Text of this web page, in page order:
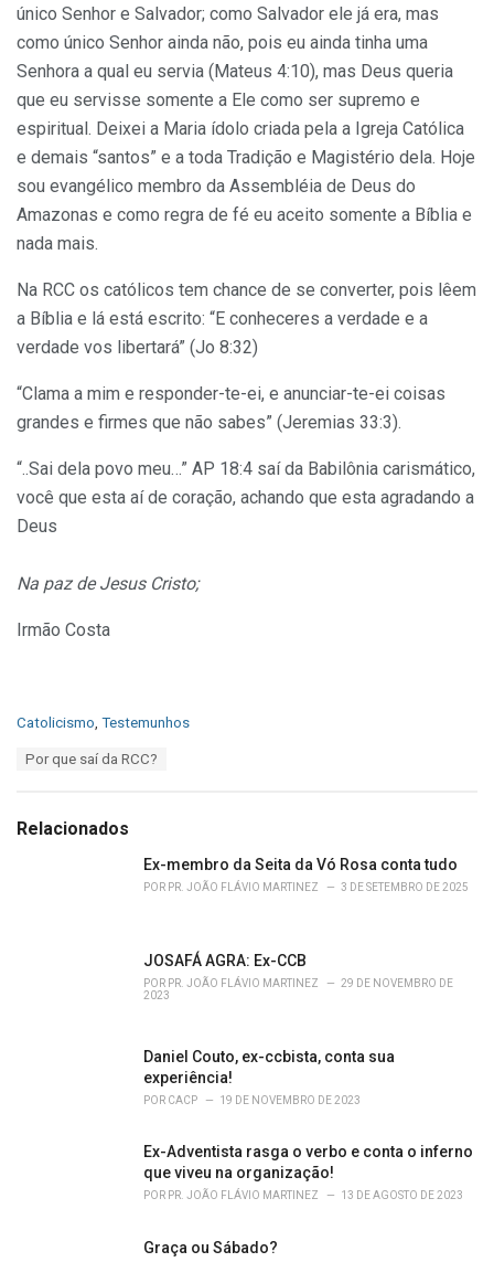
único Senhor e Salvador; como Salvador ele já era, mas
como único Senhor ainda não, pois eu ainda tinha uma
Senhora a qual eu servia (Mateus 4:10), mas Deus queria
que eu servisse somente a Ele como ser supremo e
espiritual. Deixei a Maria ídolo criada pela a Igreja Católica
e demais “santos” e a toda Tradição e Magistério dela. Hoje
sou evangélico membro da Assembléia de Deus do
Amazonas e como regra de fé eu aceito somente a Bíblia e
nada mais.
Na RCC os católicos tem chance de se converter, pois lêem
a Bíblia e lá está escrito: “E conheceres a verdade e a
verdade vos libertará” (Jo 8:32)
“Clama a mim e responder-te-ei, e anunciar-te-ei coisas
grandes e firmes que não sabes” (Jeremias 33:3).
“..Sai dela povo meu…” AP 18:4 saí da Babilônia carismático,
você que esta aí de coração, achando que esta agradando a
Deus
Na paz de Jesus Cristo;
Irmão Costa
C
o
Catolicismo Testemunhos
:
Por que saí da RCC?
Relacionados
Ex-membro da Seita da Vó Rosa conta tudo
POR PR. JOÃO FLÁVIO MARTINEZ 3 DE SETEMBRO DE 2025
JOSAFÁ AGRA: Ex-CCB
POR PR. JOÃO FLÁVIO MARTINEZ
29 DE NOVEMBRO DE
2023
Daniel Couto, ex-ccbista, conta sua
experiência!
POR CACP 19 DE NOVEMBRO DE 2023
Ex-Adventista rasga o verbo e conta o inferno
que viveu na organização!
POR PR. JOÃO FLÁVIO MARTINEZ 13 DE AGOSTO DE 2023
Graça ou Sábado?